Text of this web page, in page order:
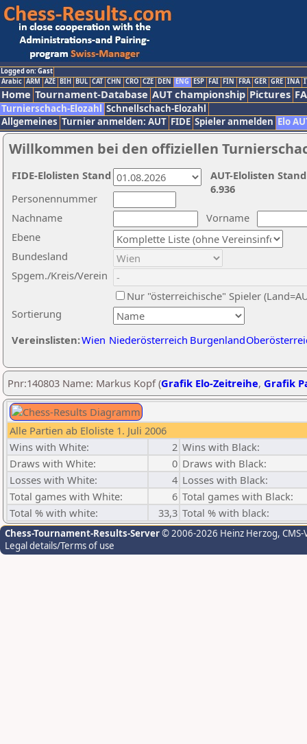
Logged on: Gast
Arabic ARM AZE BIH BUL CAT CHN CRO CZE DEN ENG ESP FAI FIN FRA GER GRE INA
Home Tournament-Database AUT championship Pictures
Turnierschach-Elozahl Schnellschach-Elozahl
Allgemeines Turnier anmelden: AUT FIDE Spieler anmelden Elo
Willkommen bei den offiziellen
Nachname
Vorname
Ebene
Sortierung
Personennummer
Bundesland
Spgem./Kreis/Verein
Nur "österreichische" Spieler
Vereinslisten:Wien Niederösterreich Burgenland
AUT-Elolisten
6.936
FIDE-Elolisten Stand
Pnr:140803 Name: Markus Kopf (Grafik Elo-Zeitreihe, Grafik
Alle Partien ab Eloliste 1. Juli 2006
Wins with White:
2 Wins with Black:
Draws with White:
0 Draws with Black:
Losses with White:
4 Losses with Black:
Total games with White:
6 Total games with Black:
Total % with white:
33,3 Total % with black:
Chess-Tournament-Results-Server© 2006-2026 Heinz Herzog,
Legal details/Terms of use